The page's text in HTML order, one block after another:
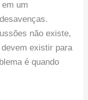
um
não existe,
existir para
é quando